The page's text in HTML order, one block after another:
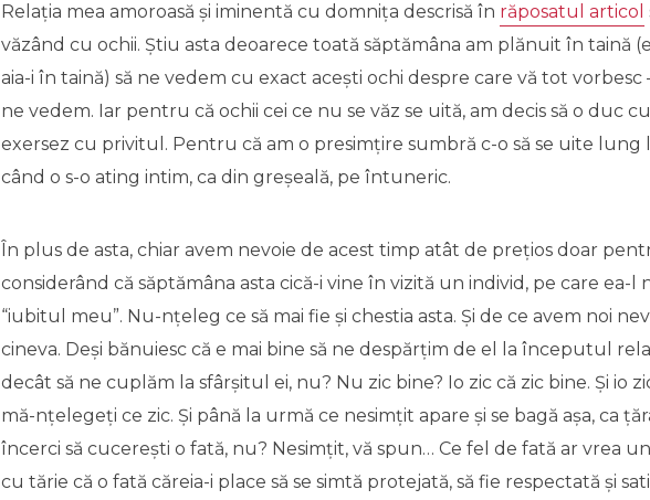
Relația mea amoroasă și iminentă cu domnița descrisă în răposatul articol
văzând cu ochii. Știu asta deoarece toată săptămâna am plănuit în taină
aia-i în taină) să ne vedem cu exact acești ochi despre care vă tot vorbesc
ne vedem. Iar pentru că ochii cei ce nu se văz se uită, am decis să o duc
exersez cu privitul. Pentru că am o presimțire sumbră c-o să se uite lung
când o s-o ating intim, ca din greșeală, pe întuneric.
În plus de asta, chiar avem nevoie de acest timp atât de prețios doar
considerând că săptămâna asta cică-i vine în vizită un individ, pe care ea-
“iubitul meu”. Nu-nțeleg ce să mai fie și chestia asta. Și de ce avem noi
cineva. Deși bănuiesc că e mai bine să ne despărțim de el la începutul
decât să ne cuplăm la sfârșitul ei, nu? Nu zic bine? Io zic că zic bine. Și io
mă-nțelegeți ce zic. Și până la urmă ce nesimțit apare și se bagă așa, ca
încerci să cucerești o fată, nu? Nesimțit, vă spun… Ce fel de fată ar vrea
cu tărie că o fată căreia-i place să se simtă protejată, să fie respectată și